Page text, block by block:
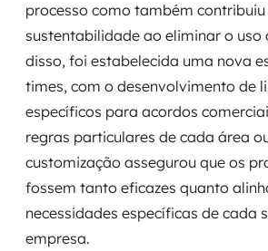
processo como também
sustentabilidade ao eliminar o uso
disso, foi estabelecida uma nova
times, com o desenvolvimento de
específicos para acordos
regras particulares de cada área
customização assegurou que os
fossem tanto eficazes quanto
necessidades específicas de cada
empresa.